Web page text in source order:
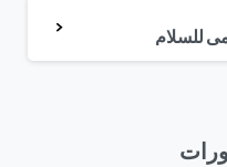
للسلام